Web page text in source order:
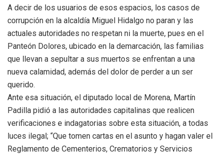
A decir de los usuarios de esos espacios, los casos de
corrupción en la alcaldía Miguel Hidalgo no paran y las
actuales autoridades no respetan ni la muerte, pues en el
Panteón Dolores, ubicado en la demarcación, las familias
que llevan a sepultar a sus muertos se enfrentan a una
nueva calamidad, además del dolor de perder a un ser
querido.
Ante esa situación, el diputado local de Morena, Martín
Padilla pidió a las autoridades capitalinas que realicen
verificaciones e indagatorias sobre esta situación, a todas
luces ilegal; “Que tomen cartas en el asunto y hagan valer el
Reglamento de Cementerios, Crematorios y Servicios